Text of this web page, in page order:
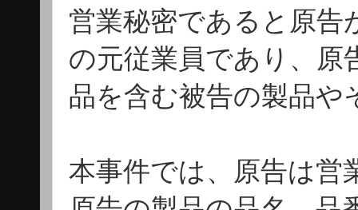
営業秘密であると原告
の元従業員であり、原
品を含む被告の製品や
本事件では、原告は営